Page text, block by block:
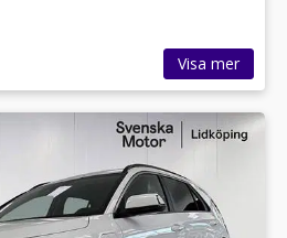
Visa mer